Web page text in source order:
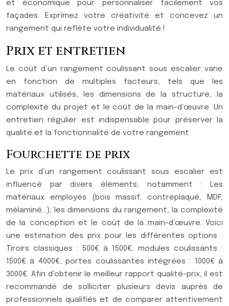
et économique pour personnaliser facilement vos
façades. Exprimez votre créativité et concevez un
rangement qui reflète votre individualité !
Prix et entretien
Le coût d’un rangement coulissant sous escalier varie
en fonction de multiples facteurs, tels que les
matériaux utilisés, les dimensions de la structure, la
complexité du projet et le coût de la main-d’œuvre. Un
entretien régulier est indispensable pour préserver la
qualité et la fonctionnalité de votre rangement.
Fourchette de prix
Le prix d’un rangement coulissant sous escalier est
influencé par divers éléments, notamment : Les
matériaux employés (bois massif, contreplaqué, MDF,
mélaminé…), les dimensions du rangement, la complexité
de la conception et le coût de la main-d’œuvre. Voici
une estimation des prix pour les différentes options :
Tiroirs classiques : 500€ à 1500€, modules coulissants :
1500€ à 4000€, portes coulissantes intégrées : 1000€ à
3000€. Afin d’obtenir le meilleur rapport qualité-prix, il est
recommandé de solliciter plusieurs devis auprès de
professionnels qualifiés et de comparer attentivement